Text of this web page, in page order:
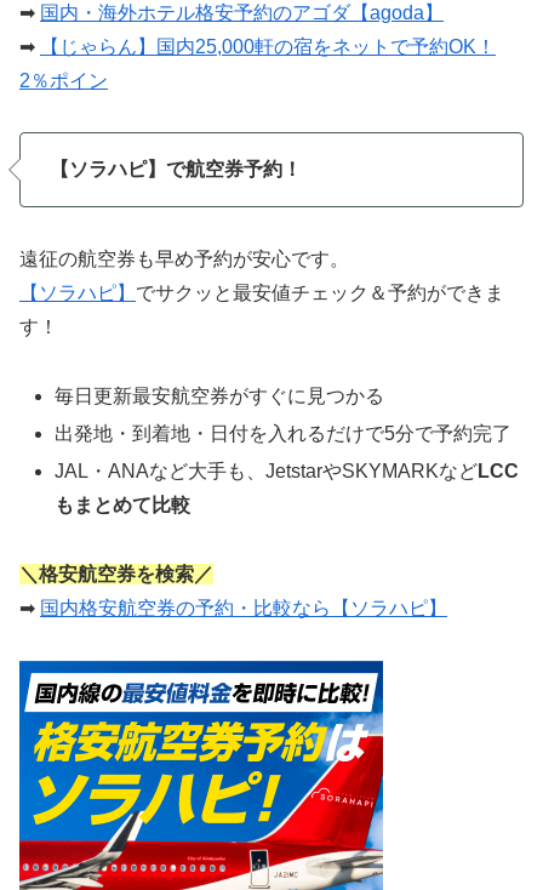
➡ 国内・海外ホテル格安予約のアゴダ【agoda】
➡
【じゃらん】国内25,000軒の宿をネットで予約OK！
2％ポイン
【ソラハピ】で航空券予約！
遠征の航空券も早め予約が安心です。
【ソラハピ】 でサクッと最安値チェック＆予約ができま
す！
毎日更新最安航空券がすぐに見つかる
出発地・到着地・日付を入れるだけで5分で予約完了
JAL・ANAなど大手も、JetstarやSKYMARKなどLCC
もまとめて比較
＼格安航空券を検索／
➡ 国内格安航空券の予約・比較なら【ソラハピ】